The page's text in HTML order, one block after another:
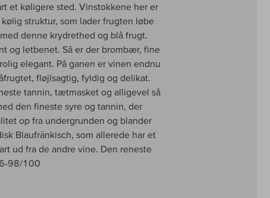
et køligere sted. Vinstokkene her er
struktur, som lader frugten løbe
denne krydrethed og blå frugt.
og letbenet. Så er der brombær, fine
elegant. På ganen er vinen endnu
fløjlsagtig, fyldig og delikat.
tannin, tætmasket og alligevel så
den fineste syre og tannin, der
op fra undergrunden og blander
Blaufränkisch, som allerede har et
ud fra de andre vine. Den reneste
98/100